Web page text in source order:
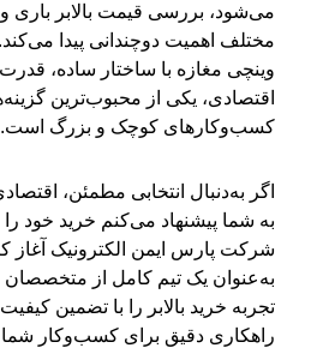
می‌شود، بررسی قیمت بالابر باری
مختلف اهمیت دوچندانی پیدا می‌کند.
وینچی مغازه با ساختار ساده،
اقتصادی، یکی از محبوب‌ترین
کسب‌وکارهای کوچک و بزرگ است.
اگر به‌دنبال انتخابی مطمئن،
به شما پیشنهاد می‌کنم خرید خود
شرکت پارس ایمن الکترونیک آغاز
به‌عنوان یک تیم کامل از متخصصان
تجربه خرید بالابر را با تضمین
راهکاری دقیق برای کسب‌وکار